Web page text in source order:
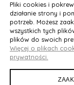
Deluxury.pl
Pliki cookies i
działanie strony i
potrzeb. Możesz
wszystkich tych
plików do swoich
Więcej o plikach
prywatności.